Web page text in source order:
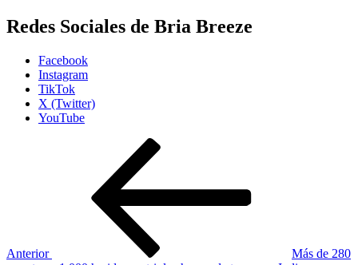
Redes Sociales de Bria Breeze
Facebook
Instagram
TikTok
X (Twitter)
YouTube
Anterior
Más de 280